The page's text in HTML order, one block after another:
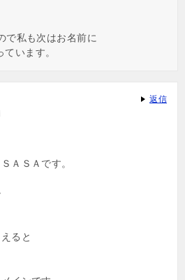
で私も次はお名前に
います。
ＡＳＡです。
ると
返信